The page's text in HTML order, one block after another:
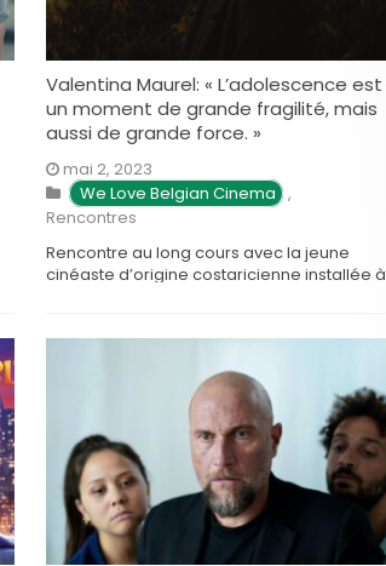
Valentina Maurel: « L’adolescence est
un moment de grande fragilité, mais
aussi de grande force. »
mai 2, 2023
We Love Belgian Cinema ,
Rencontres
Rencontre au long cours avec la jeune
cinéaste d’origine costaricienne installée à
eléctricos sort ce mercredi en Belgique.
sur votre parcours? Je suis née au Costa
Rica, d’une mère costaricienne et d’un
père …